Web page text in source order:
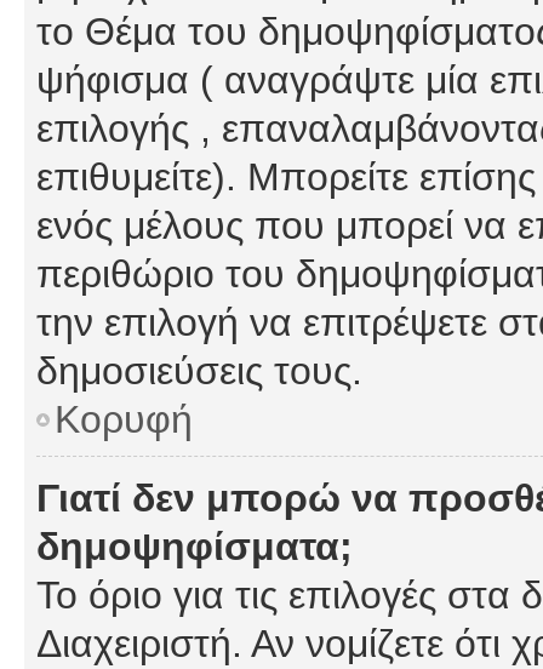
το Θέμα του
ψήφισμα ( αναγράψτε μία
επιλογής ,
επιθυμείτε). Μπορείτε
ενός μέλους που μπορεί να
περιθώριο του
την επιλογή να επιτρέψετε
δημοσιεύσεις τους.
Κορυφή
Γιατί δεν μπορώ να
δημοψηφίσματα;
Το όριο για τις επιλογές
Διαχειριστή. Αν νομίζετε ότι